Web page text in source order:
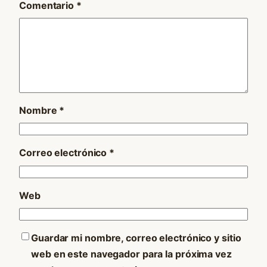
Comentario *
Nombre *
Correo electrónico *
Web
Guardar mi nombre, correo electrónico y sitio
web en este navegador para la próxima vez